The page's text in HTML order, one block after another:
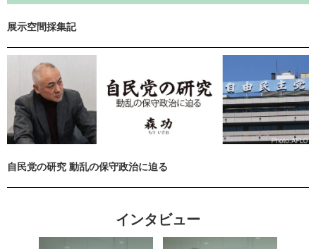
展示空間採集記
自民党の研究 動乱の保守政治に迫る
インタビュー